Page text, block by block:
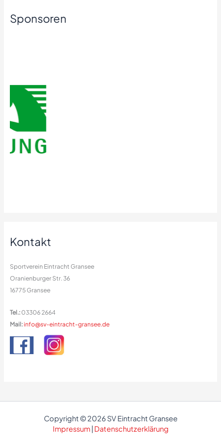
Sponsoren
Kontakt
Sportverein Eintracht Gransee
Oranienburger Str. 36
16775 Gransee
Tel.: 03306 2664
Mail: info@sv-eintracht-gransee.de
Copyright © 2026 SV Eintracht Gransee
Impressum| Datenschutzerklärung